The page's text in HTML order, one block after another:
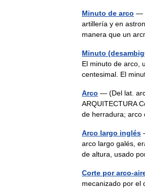
Minuto de arco —
artillería y en
manera que un
Minuto
El minuto de arco,
centesimal. El
Arco — (Del lat.
ARQUITECTURA
de herradura;
Arco largo inglés
arco largo galés,
de altura, usado
Corte por arco-
mecanizado por el